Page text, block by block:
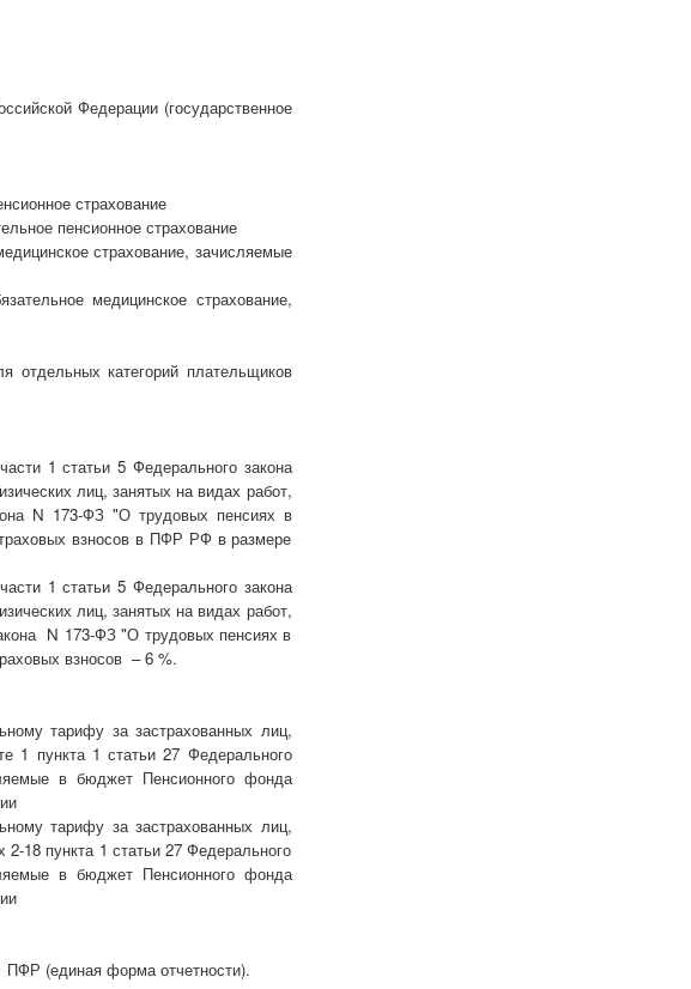
Федерации (государственное
страхование
пенсионное страхование
страхование, зачисляемые
медицинское страхование,
категорий плательщиков
1 статьи 5 Федерального закона
лиц, занятых на видах работ,
N 173-ФЗ "О трудовых пенсиях в
взносов в ПФР РФ в размере
1 статьи 5 Федерального закона
лиц, занятых на видах работ,
N 173-ФЗ "О трудовых пенсиях в
взносов – 6 %.
тарифу за застрахованных лиц,
1 пункта 1 статьи 27 Федерального
в бюджет Пенсионного фонда
тарифу за застрахованных лиц,
18 пункта 1 статьи 27 Федерального
в бюджет Пенсионного фонда
(единая форма отчетности).